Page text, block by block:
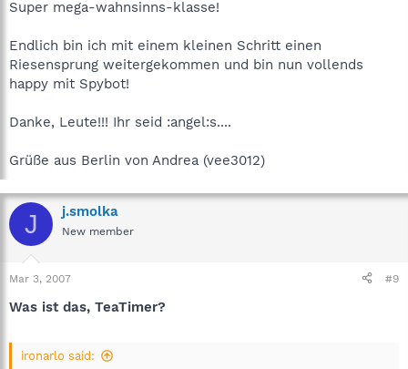
Super mega-wahnsinns-klasse!
Endlich bin ich mit einem kleinen Schritt einen
Riesensprung weitergekommen und bin nun vollends
happy mit Spybot!
Danke, Leute!!! Ihr seid :angel:s....
Grüße aus Berlin von Andrea (vee3012)
J j.smolka
New member
Mar 3, 2007 #9
Was ist das, TeaTimer?
ironarlo said: